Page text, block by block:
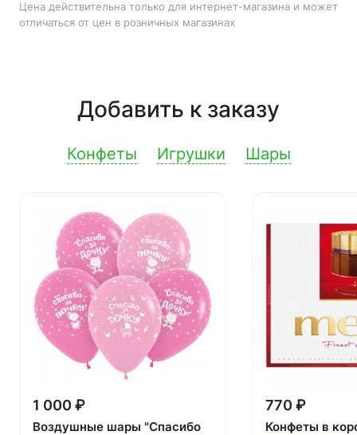
Цена действительна только для интернет-магазина и может
отличаться от цен в розничных магазинах
Добавить к заказу
Конфеты Игрушки Шары
1 000 ₽
Воздушные шары "Спасибо
770 ₽
Конфеты в